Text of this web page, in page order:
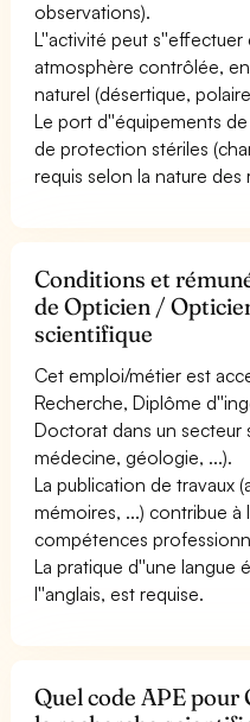
observations).
L''activité peut
atmosphère contrôlée,
naturel (désertique,
Le port d''équipements
de protection stériles
requis selon la nature des
Conditions et
de Opticien /
scientifique
Cet emploi/métier est
Recherche, Diplôme
Doctorat dans un secteur
médecine, géologie, ...).
La publication de travaux
mémoires, ...) contribue à
compétences
La pratique d''une langue
l''anglais, est requise.
Quel code APE